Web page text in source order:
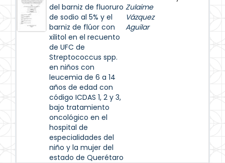
del barniz de fluoruro
de sodio al 5% y el
barniz de flúor con
xilitol en el recuento
de UFC de
Streptococcus spp.
en niños con
leucemia de 6 a 14
años de edad con
código ICDAS 1, 2 y 3,
bajo tratamiento
oncológico en el
hospital de
especialidades del
niño y la mujer del
estado de Querétaro
Zulaime
Vázquez
Aguilar